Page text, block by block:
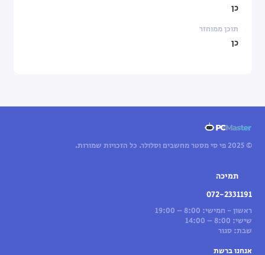
כן
תוכן ממוחזר
כן
© 2025 פי סי מסטר מחשבים וסלולר. כל הזכויות שמורות.
תמיכה
072-2331191
ראשון - חמישי: 8:00 – 19:00
שישי: 8:00 – 14:00
שבת: סגור
אנחנו ברשת